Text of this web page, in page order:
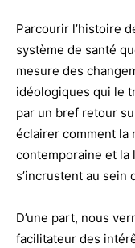
Parcourir l’histoire
système de santé
mesure des
idéologiques qui le
par un bref retour
éclairer comment la
contemporaine et la
s’incrustent au sein
D’une part, nous
facilitateur des